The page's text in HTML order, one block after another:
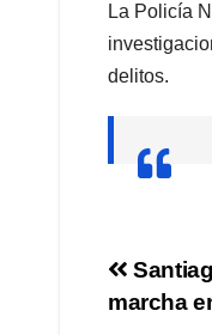
La Policía
delitos.
marcha